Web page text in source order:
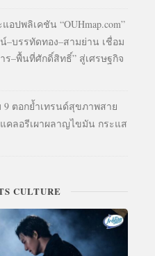
ปพลิเคชัน “OUHmap.com”
บรรทัดทอง–สามย่าน เชื่อม
ร–พื้นที่ศักดิ์สิทธิ์” สู่เศรษฐกิจ
9 ตอกย้ำเทรนด์สุขภาพสาย
แคลอรีเผาผลาญไขมัน กระแส
CULTURE